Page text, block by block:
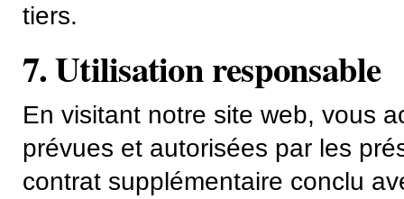
tiers.
7. Utilisation responsable
En visitant notre site web, vous
prévues et autorisées par les
contrat supplémentaire conclu